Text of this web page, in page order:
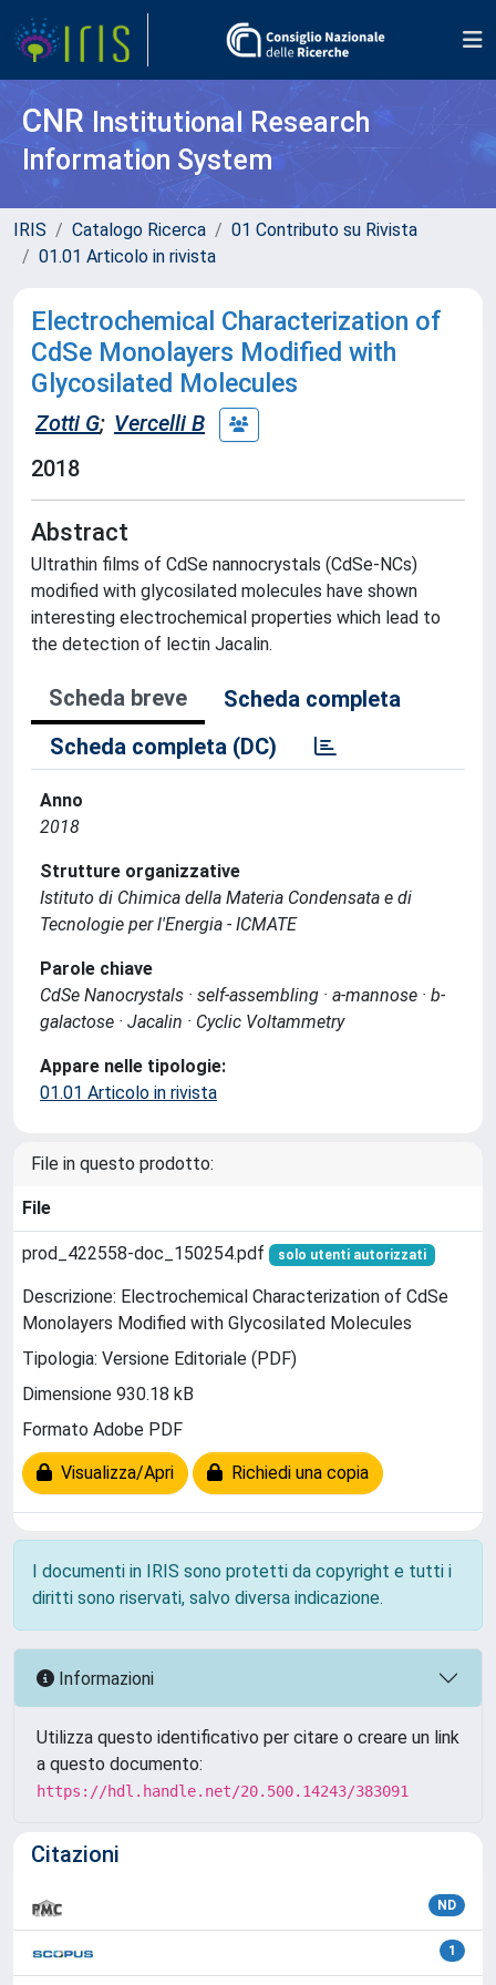
CNR Institutional Research
Information System
IRIS Catalogo Ricerca
01 Contributo su Rivista
01.01 Articolo in rivista
Electrochemical Characterization of
CdSe Monolayers Modified with
Glycosilated Molecules
Zotti G; Vercelli B
2018
Abstract
Ultrathin films of CdSe nannocrystals (CdSe-NCs)
modified with glycosilated molecules have shown
interesting electrochemical properties which lead to
the detection of lectin Jacalin.
Scheda breve
Scheda completa
Scheda completa (DC)
Anno
2018
Strutture organizzative
Istituto di Chimica della Materia Condensata e di
Tecnologie per l'Energia - ICMATE
Parole chiave
CdSe Nanocrystals · self-assembling · a-mannose · b-
galactose · Jacalin · Cyclic Voltammetry
Appare nelle tipologie:
01.01 Articolo in rivista
File in questo prodotto:
File
prod_422558-doc_150254.pdf solo utenti autorizzati
Descrizione: Electrochemical Characterization of CdSe
Monolayers Modified with Glycosilated Molecules
Tipologia: Versione Editoriale (PDF)
Dimensione 930.18 kB
Formato Adobe PDF
Visualizza/Apri Richiedi una copia
I documenti in IRIS sono protetti da copyright e tutti i
diritti sono riservati, salvo diversa indicazione.
Informazioni
Utilizza questo identificativo per citare o creare un link
a questo documento:
https://hdl.handle.net/20.500.14243/383091
Citazioni
ND
1